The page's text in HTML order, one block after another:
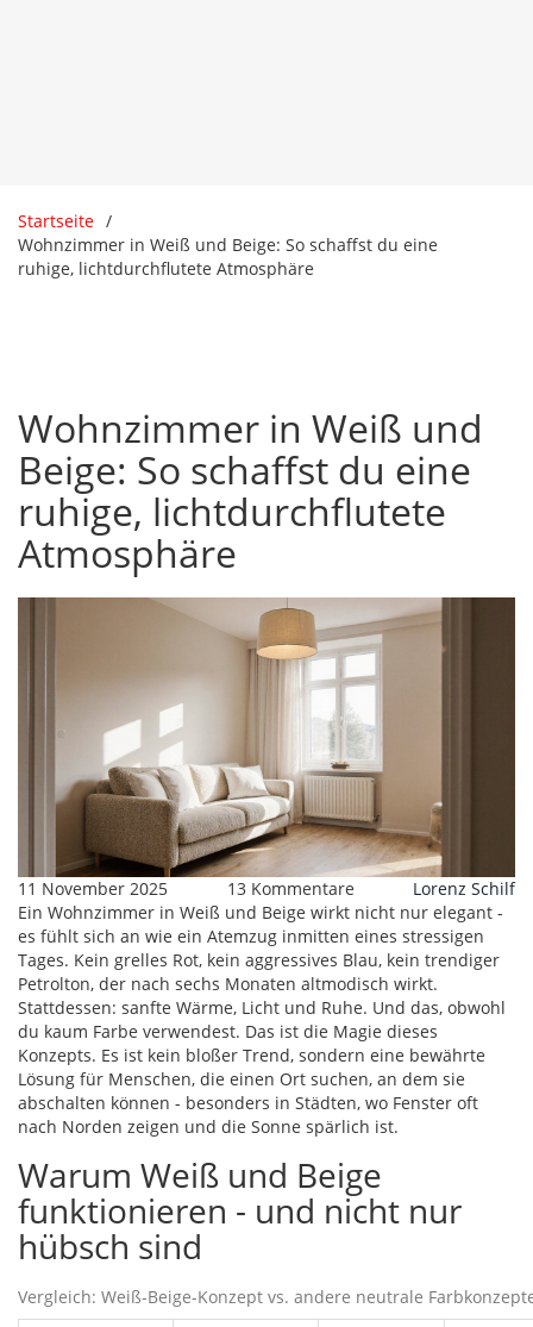
Startseite
Wohnzimmer in Weiß und Beige: So schaffst du eine
ruhige, lichtdurchflutete Atmosphäre
Wohnzimmer in Weiß und
Beige: So schaffst du eine
ruhige, lichtdurchflutete
Atmosphäre
11 November 2025 13 Kommentare
Lorenz Schilf
Ein Wohnzimmer in Weiß und Beige wirkt nicht nur elegant -
es fühlt sich an wie ein Atemzug inmitten eines stressigen
Tages. Kein grelles Rot, kein aggressives Blau, kein trendiger
Petrolton, der nach sechs Monaten altmodisch wirkt.
Stattdessen: sanfte Wärme, Licht und Ruhe. Und das, obwohl
du kaum Farbe verwendest. Das ist die Magie dieses
Konzepts. Es ist kein bloßer Trend, sondern eine bewährte
Lösung für Menschen, die einen Ort suchen, an dem sie
abschalten können - besonders in Städten, wo Fenster oft
nach Norden zeigen und die Sonne spärlich ist.
Warum Weiß und Beige
funktionieren - und nicht nur
hübsch sind
Vergleich: Weiß-Beige-Konzept vs. andere neutrale